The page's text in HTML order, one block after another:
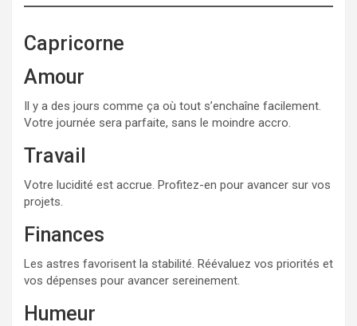
Capricorne
Amour
Il y a des jours comme ça où tout s’enchaîne facilement.
Votre journée sera parfaite, sans le moindre accro.
Travail
Votre lucidité est accrue. Profitez-en pour avancer sur vos
projets.
Finances
Les astres favorisent la stabilité. Réévaluez vos priorités et
vos dépenses pour avancer sereinement.
Humeur